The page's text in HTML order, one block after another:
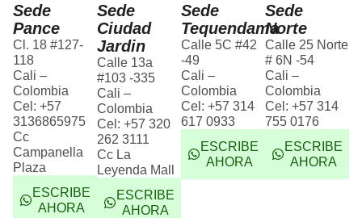
Sede
Pance
Cl. 18 #127-
118
Cali –
Colombia
Cel: +57
3136865975
Cc
Campanella
Plaza
ESCRIBE
AHORA
Sede
Ciudad
Jardin
Calle 13a
#103 -335
Cali –
Colombia
Cel: +57 320
262 3111
Cc La
Leyenda Mall
ESCRIBE
AHORA
Sede
Tequendama
Calle 5C #42
-49
Cali –
Colombia
Cel: +57 314
617 0933
ESCRIBE
AHORA
Sede
Norte
Calle 25 Norte
# 6N -54
Cali –
Colombia
Cel: +57 314
755 0176
ESCRIBE
AHORA